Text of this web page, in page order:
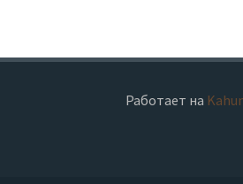
Работает на